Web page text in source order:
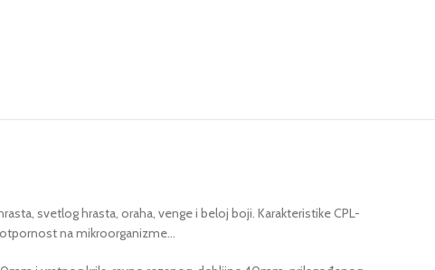
svetlog hrasta, oraha, venge i beloj boji. Karakteristike CPL-
na mikroorganizme…